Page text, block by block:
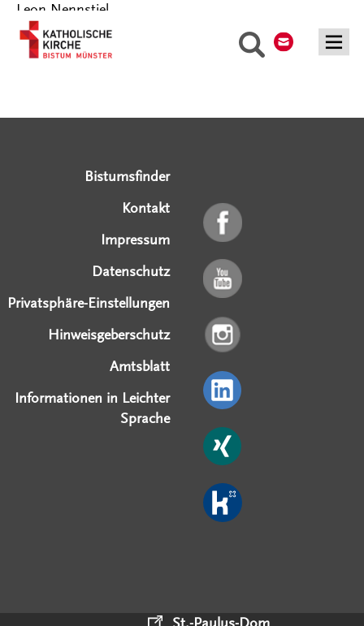
Suche
Leon Nennstiel
Bistumsfinder
Kontakt
Impressum
Datenschutz
Privatsphäre-Einstellungen
Hinweisgeberschutz
Amtsblatt
Informationen in Leichter
Sprache
St.-Paulus-Dom